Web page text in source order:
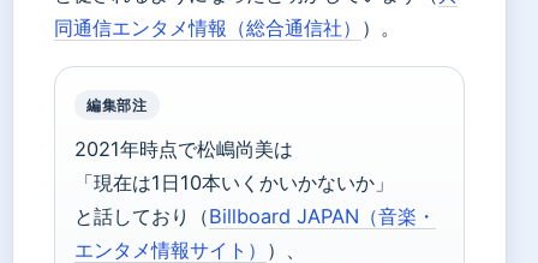
同通信エンタメ情報（総合通信社） ）。
編集部注
2021年時点で松嶋尚美は
「現在は1日10本いくかいかないか」
と話しており（Billboard JAPAN（音楽・
エンタメ情報サイト） ）、